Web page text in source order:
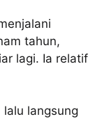
tahun,
lagi. Ia relatif
langsung